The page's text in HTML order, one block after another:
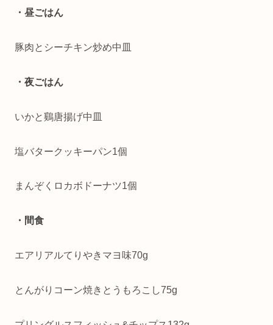
・昼ごはん
豚肉とシーチキン炒め中皿
・夜ごはん
いかと鷄唐揚げ中皿
塩バタークッキーパン1個
まんぞくロカボドーナツ1個
・間食
エアリアルてりやきマヨ味70g
とんがりコーン焼きとうもろこし75g